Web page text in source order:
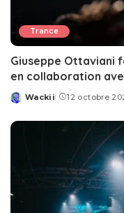
Trance
Giuseppe Ottaviani
en collaboration
Posted
Wackii 12 octobre